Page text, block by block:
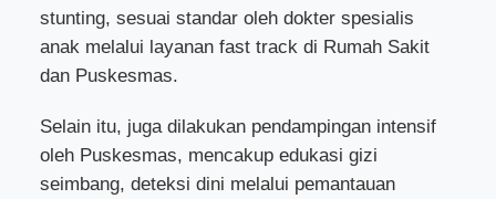
stunting, sesuai standar oleh dokter spesialis
anak melalui layanan fast track di Rumah Sakit
dan Puskesmas.
Selain itu, juga dilakukan pendampingan intensif
oleh Puskesmas, mencakup edukasi gizi
seimbang, deteksi dini melalui pemantauan